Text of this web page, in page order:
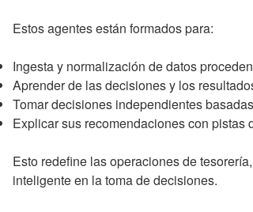
Estos agentes están formados para:
Ingesta y normalización de datos
Aprender de las decisiones y los
Tomar decisiones independientes
Explicar sus recomendaciones con pistas
Esto redefine las operaciones de
inteligente en la toma de decisiones.